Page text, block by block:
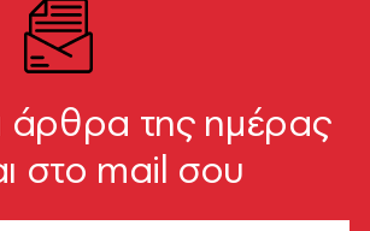
άρθρα της ημέρας
στο mail σου